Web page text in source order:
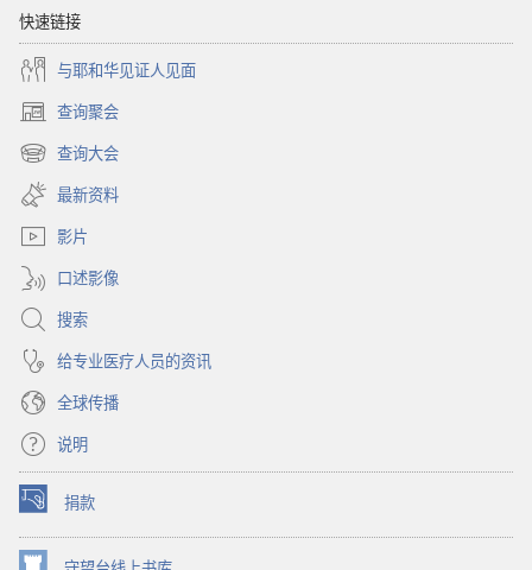
快速链接
与耶和华见证人见面
查询聚会
（打
开
新
窗
口）
查询大会
（打
开
新
窗
最新资料
影片
口述影像
搜索
给专业医疗人员的资讯
全球传播
说明
捐款
（打
开
新